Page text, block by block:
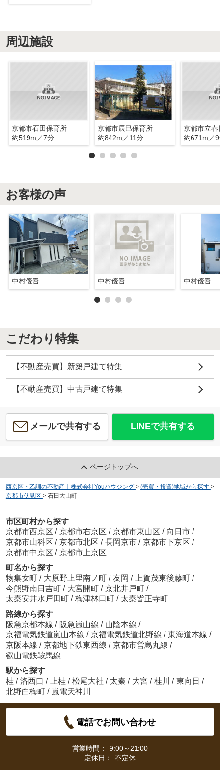
周辺施設
京都市石田保育所
約519m／7分
京都市辰巳保育所
約842m／11分
京都市立春
約671m／
お客様の声
中村優吾 中村優吾 中村優吾
こだわり特集
【不動産売買】新築戸建て特集
【不動産売買】中古戸建て特集
メールで共有する LINEで共有する
ページトップへ
西京区・乙訓の不動産｜株式会社Youハウジング > (売買・投資)地域から探す >
京都市伏見区 > 石田大山町
市区町村から探す
京都市西京区 / 京都市右京区 / 京都市東山区 / 向日市 /
京都市山科区 / 京都市北区 / 長岡京市 / 京都市下京区 /
京都市中京区 / 京都市上京区
町名から探す
物集女町 / 大原野上里南ノ町 / 友岡 / 上賀茂東後藤町 /
今熊野南日吉町 / 大宮開町 / 京北井戸町 /
太秦安井水戸田町 / 梅津林口町 / 太秦皆正寺町
路線から探す
阪急京都本線 / 阪急嵐山線 / 山陰本線 /
京福電気鉄道嵐山本線 / 京福電気鉄道北野線 / 東海道本線 /
京阪本線 / 京都地下鉄東西線 / 京都市営烏丸線 /
叡山電鉄鞍馬線
駅から探す
桂 / 洛西口 / 上桂 / 松尾大社 / 太秦 / 大宮 / 桂川 / 東向日 /
北野白梅町 / 嵐電天神川
電話でお問い合わせ
営業時間：
9:00～21:00
定休日：
不定休